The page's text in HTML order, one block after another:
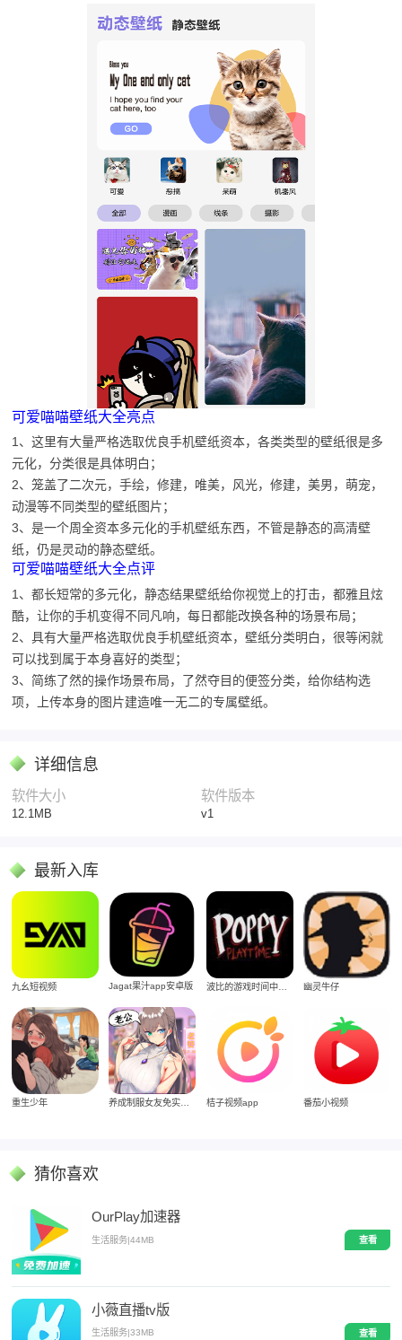
可爱喵喵壁纸大全亮点
1、这里有大量严格选取优良手机壁纸资本，各类类型的壁纸很是多
元化，分类很是具体明白；
2、笼盖了二次元，手绘，修建，唯美，风光，修建，美男，萌宠，
动漫等不同类型的壁纸图片；
3、是一个周全资本多元化的手机壁纸东西，不管是静态的高清壁
纸，仍是灵动的静态壁纸。
可爱喵喵壁纸大全点评
1、都长短常的多元化，静态结果壁纸给你视觉上的打击，都雅且炫
酷，让你的手机变得不同凡响，每日都能改换各种的场景布局；
2、具有大量严格选取优良手机壁纸资本，壁纸分类明白，很等闲就
可以找到属于本身喜好的类型；
3、简练了然的操作场景布局，了然夺目的便签分类，给你结构选
项，上传本身的图片建造唯一无二的专属壁纸。
详细信息
软件大小
12.1MB
软件版本
v1
最新入库
九幺短视频 Jagat果汁app安卓版 波比的游戏时间中文版 幽灵牛仔
重生少年 养成制服女友免实名制安装 桔子视频app 番茄小视频
猜你喜欢
OurPlay加速器
生活服务|44MB 查看
小薇直播tv版
生活服务 |33MB 查看